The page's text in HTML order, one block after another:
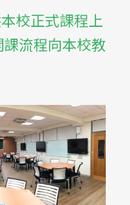
校正式課程上
流程向本校教